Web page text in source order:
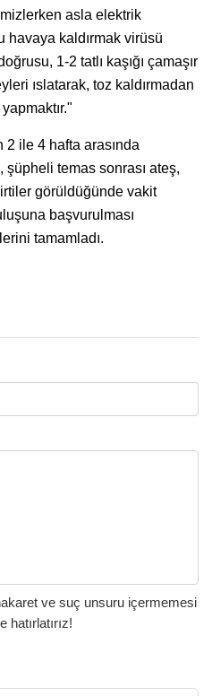
asla elektrik
havaya kaldırmak virüsü
1-2 tatlı kaşığı çamaşır
ıslatarak, toz kaldırmadan
2 ile 4 hafta arasında
şüpheli temas sonrası ateş,
görüldüğünde vakit
başvurulması
tamamladı.
ve suç unsuru içermemesi
hatırlatırız!